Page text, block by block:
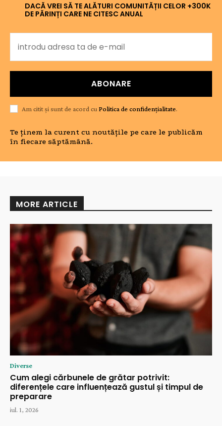
DACĂ VREI SĂ TE ALĂTURI COMUNITĂȚII CELOR +300K
DE PĂRINȚI CARE NE CITESC ANUAL
ABONARE
Am citit și sunt de acord cu Politica de confidențialitate.
Te ținem la curent cu noutățile pe care le publicăm
în fiecare săptămână.
MORE ARTICLE
Diverse
Cum alegi cărbunele de grătar potrivit:
diferențele care influențează gustul și timpul de
preparare
iul. 1, 2026